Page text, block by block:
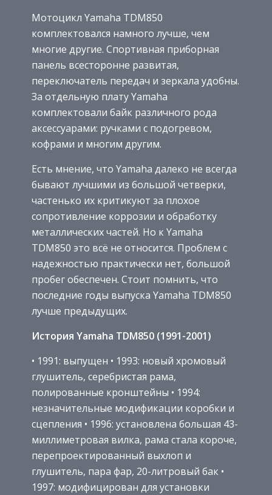
Мотоцикл Yamaha TDM850
комплектовался намного лучше, чем
многие другие. Спортивная приборная
панель всесторонне развитая,
переключатель передач и зеркала удобны.
За отдельную плату Yamaha
комплектовали байк различного рода
аксессуарами: ручками с подогревом,
кофрами и многим другим.
Есть мнение, что Yamaha далеко не всегда
бывают лучшими из большой четверки,
частенько их критикуют за плохое
сопротивление коррозии и обработку
металлических частей. Но к Yamaha
TDM850 это всё не относится. Проблем с
надежностью практически нет, большой
пробег обеспечен. Стоит помнить, что
последние годы выпуска Yamaha TDM850
лучше предыдущих.
История Yamaha TDM850 (1991-2001)
• 1991: выпущен • 1993: новый хромовый
глушитель, серебристая рама,
полированные кронштейны • 1994:
незначительные модификации коробки и
сцепления • 1996: установлена большая 43-
миллиметровая вилка, рама стала короче,
перепроектированный выхлоп и
глушитель, пара фар, 20-литровый бак •
1997: модифицирован для установки